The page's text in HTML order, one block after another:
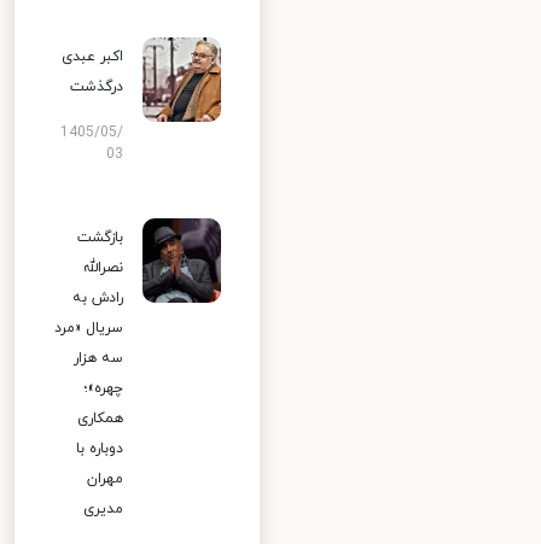
اکبر عبدی
درگذشت
1405/05/
03
بازگشت
نصرالله
رادش به
سریال «مرد
سه هزار
چهره»؛
همکاری
دوباره با
مهران
مدیری